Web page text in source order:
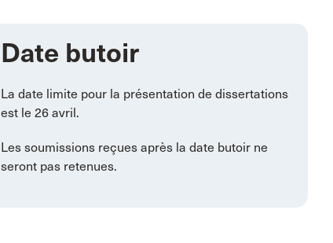
Date butoir
La date limite pour la présentation de dissertations
est le 26 avril.
Les soumissions reçues après la date butoir ne
seront pas retenues.